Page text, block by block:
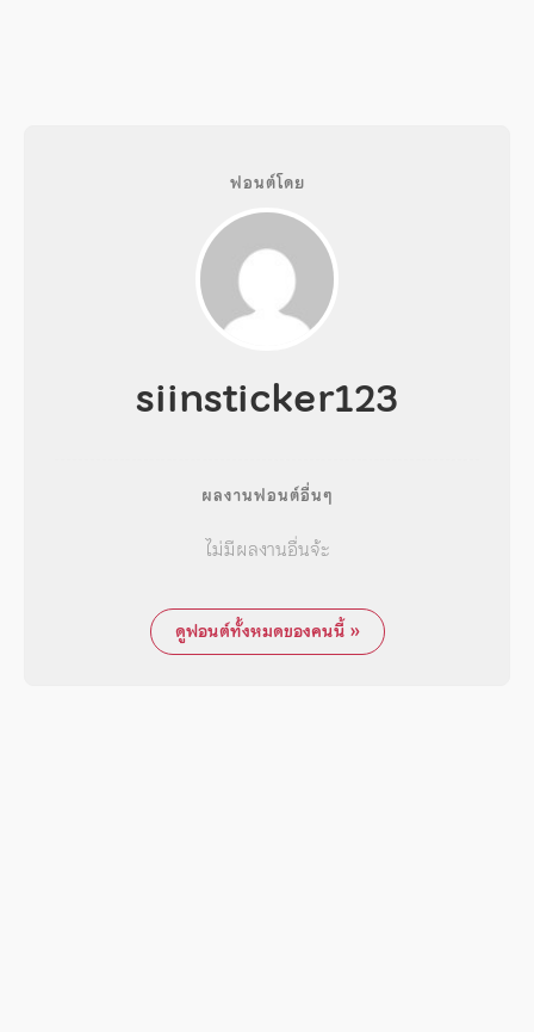
ฟอนต์โดย
siinsticker123
ผลงานฟอนต์อื่นๆ
ไม่มีผลงานอื่นจ้ะ
ดูฟอนต์ทั้งหมดของคนนี้ »